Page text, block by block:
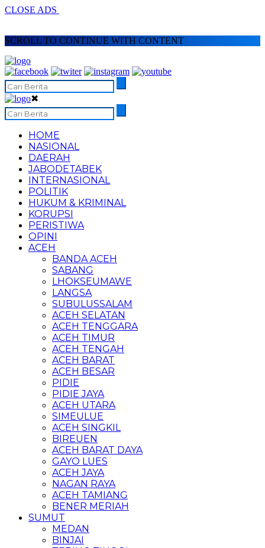
CLOSE ADS
SCROLL TO CONTINUE WITH CONTENT
✖
HOME
NASIONAL
DAERAH
JABODETABEK
INTERNASIONAL
POLITIK
HUKUM & KRIMINAL
KORUPSI
PERISTIWA
OPINI
ACEH
BANDA ACEH
SABANG
LHOKSEUMAWE
LANGSA
SUBULUSSALAM
ACEH SELATAN
ACEH TENGGARA
ACEH TIMUR
ACEH TENGAH
ACEH BARAT
ACEH BESAR
PIDIE
PIDIE JAYA
ACEH UTARA
SIMEULUE
ACEH SINGKIL
BIREUEN
ACEH BARAT DAYA
GAYO LUES
ACEH JAYA
NAGAN RAYA
ACEH TAMIANG
BENER MERIAH
SUMUT
MEDAN
BINJAI